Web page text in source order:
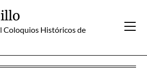
Coloquios Históricos de